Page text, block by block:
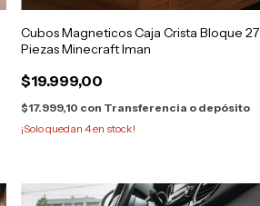
Cubos Magneticos Caja Crista Bloque 27
Piezas Minecraft Iman
$19.999,00
$17.999,10 con Transferencia o depósito
¡Solo quedan 4en stock!